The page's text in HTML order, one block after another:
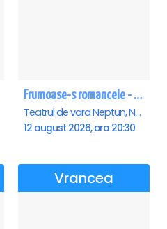
Frumoase-s romancele - Neptun
Teatrul de vara Neptun, Neptun
12 august 2026, ora 20:30
Vrancea